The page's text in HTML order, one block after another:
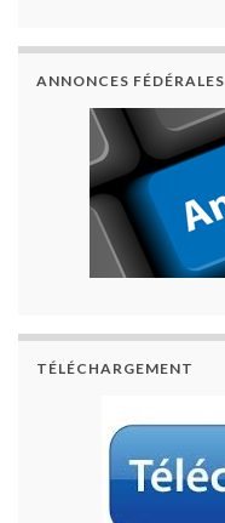
ANNONCES FÉDÉRALES
TÉLÉCHARGEMENT